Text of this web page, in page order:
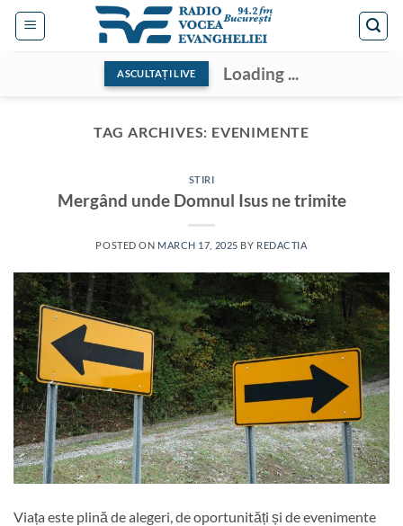
Skip
ASCULTAȚI LIVE Loading ...
TAG ARCHIVES: EVENIMENTE
STIRI
Mergând unde Domnul Isus ne trimite
POSTED ON MARCH 17, 2025 BY REDACTIA
Viața este plină de alegeri, de oportunități și de evenimente